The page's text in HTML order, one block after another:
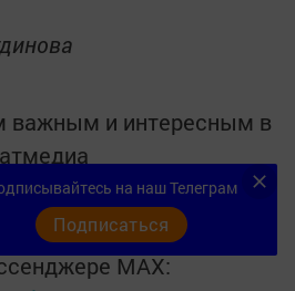
важным и интересным в
в
MАХ:
на наш Телеграм
Подписаться